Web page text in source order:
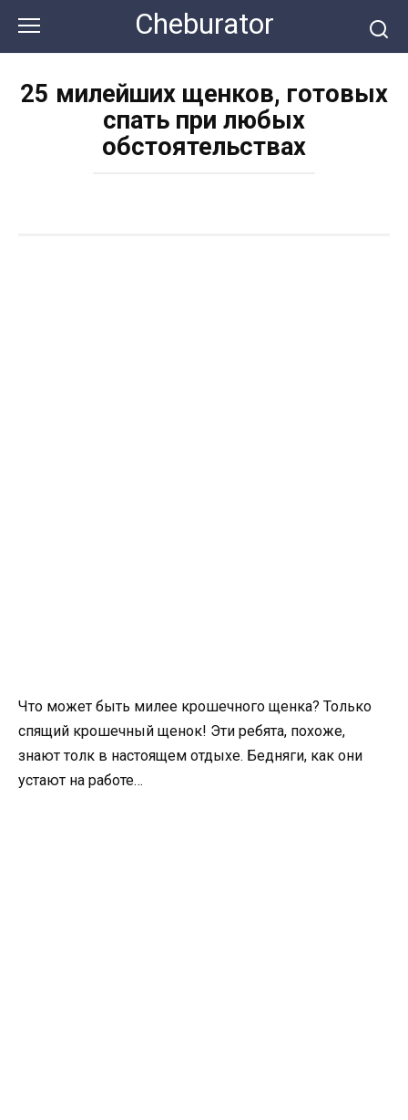
контенту
Cheburator
25 милейших щенков, готовых
спать при любых
обстоятельствах
Что может быть милее крошечного щенка? Только
спящий крошечный щенок! Эти ребята, похоже,
знают толк в настоящем отдыхе. Бедняги, как они
устают на работе…